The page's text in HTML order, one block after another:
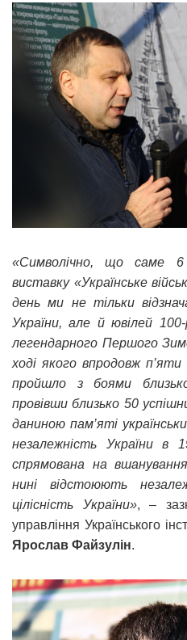
«Символічно, що саме 6
виставку «Українське
день ми не тільки
України, але й ювілей
легендарного Першого
ході якого впродовж п’яти
пройшло з боями
провівши близько 50
даниною пам’яті
незалежність України в
спрямована на вшанування
нині відстоюють
цілісність України», –
управління Українського
Ярослав Файзулін.